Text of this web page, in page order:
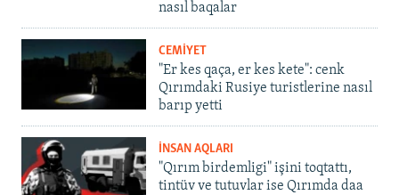
nasıl baqalar
CEMİYET
"Er kes qaça, er kes kete": cenk
Qırımdaki Rusiye turistlerine nasıl
barıp yetti
İNSAN AQLARI
"Qırım birdemligi" işini toqtattı,
tintüv ve tutuvlar ise Qırımda daa